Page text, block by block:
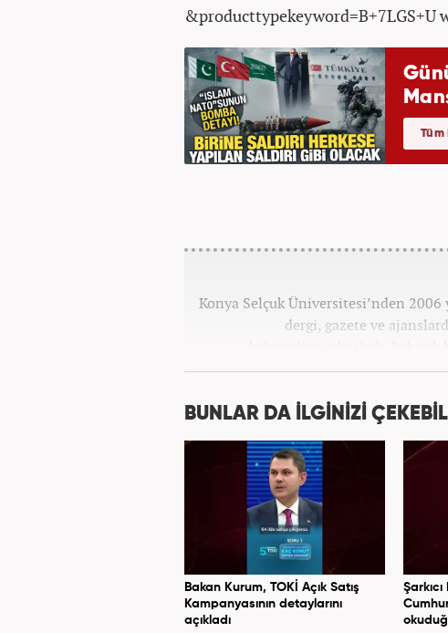
&producttypekeyword=B+7LGS+U
Konya Selçuk Üniversitesi’nden 2006
dergi, gazete ve
haberciliğine başladı. Pek
Haber7.com’da 7
BUNLAR DA İLGİNİZİ
Bakan Kurum, TOKİ Açık Satış
Kampanyasının detaylarını
açıkladı
Şarkıcı